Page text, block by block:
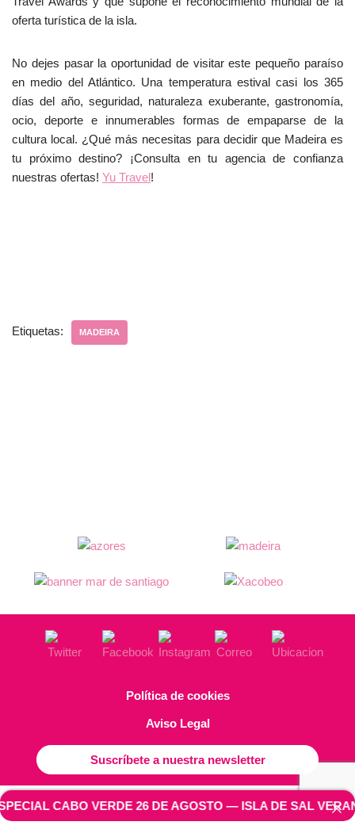
oferta turística de la isla.
No dejes pasar la oportunidad de visitar este pequeño paraíso
en medio del Atlántico. Una temperatura estival casi los 365
días del año, seguridad, naturaleza exuberante, gastronomía,
ocio, deporte e innumerables formas de empaparse de la
cultura local. ¿Qué más necesitas para decidir que Madeira es
tu próximo destino? ¡Consulta en tu agencia de confianza
nuestras ofertas! Yu Travel!
Etiquetas: MADEIRA
Política de cookies
Aviso Legal
Suscríbete a nuestra newsletter
CABO VERDE 26 DE AGOSTO —ISLA DE SAL VERANO